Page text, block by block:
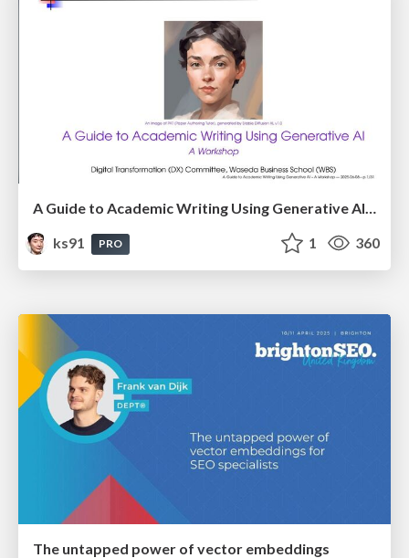
A Guide to Academic Writing Using Generative AI - A Workshop
ks91
PRO 1 360
The untapped power of vector embeddings